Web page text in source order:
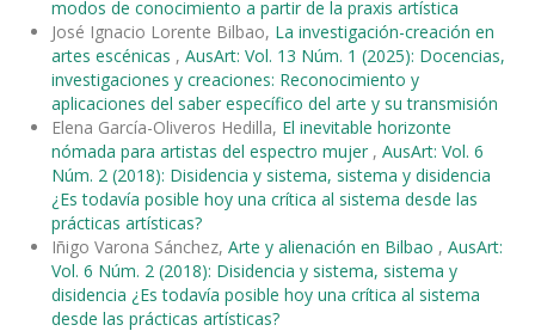
modos de conocimiento a partir de la praxis artística
José Ignacio Lorente Bilbao, La investigación-creación en
artes escénicas , AusArt: Vol. 13 Núm. 1 (2025): Docencias,
investigaciones y creaciones: Reconocimiento y
aplicaciones del saber específico del arte y su transmisión
Elena García-Oliveros Hedilla, El inevitable horizonte
nómada para artistas del espectro mujer , AusArt: Vol. 6
Núm. 2 (2018): Disidencia y sistema, sistema y disidencia
¿Es todavía posible hoy una crítica al sistema desde las
prácticas artísticas?
Iñigo Varona Sánchez, Arte y alienación en Bilbao , AusArt:
Vol. 6 Núm. 2 (2018): Disidencia y sistema, sistema y
disidencia ¿Es todavía posible hoy una crítica al sistema
desde las prácticas artísticas?